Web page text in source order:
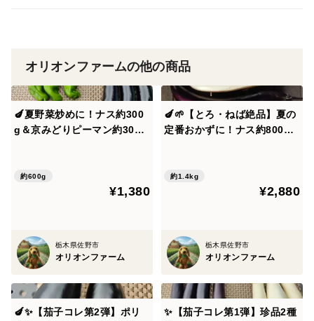
は全く問題ございません。
【保存方法について】
・届きましたらすぐに箱から出し、風通しの良い涼しい
色しやすいため、新聞紙などに包んで光を遮るのがおす
んでから「野菜室」へ入れてください。
・ジャガイモの鮮度を保つため、土付き（または軽く土
を落とした状態）で発送いたします。
オリオンファームの他の商品
🍆夏野菜炒めに！ナス約300
g＆京みどりピーマン約300g
約600g
¥1,380
栃木県佐野市
オリオンファーム
🍆🌱【とろ・ねば絶品】夏の
定番おかずに！ナス約800g
使用🍆🌱
約1.4kg
¥2,880
栃木県佐野市
オリオンファーム
🍆✨【茄子コレ第2弾】ポリ
✨【茄子コレ第1弾】珍品2種